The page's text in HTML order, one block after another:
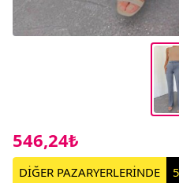
546,24₺
DİĞER PAZARYERLERİNDE